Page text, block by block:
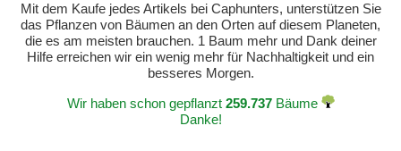
Mit dem Kaufe jedes Artikels bei Caphunters, unterstützen Sie
das Pflanzen von Bäumen an den Orten auf diesem Planeten,
die es am meisten brauchen. 1 Baum mehr und Dank deiner
Hilfe erreichen wir ein wenig mehr für Nachhaltigkeit und ein
besseres Morgen.
Wir haben schon gepflanzt 259.737Bäume
Danke!